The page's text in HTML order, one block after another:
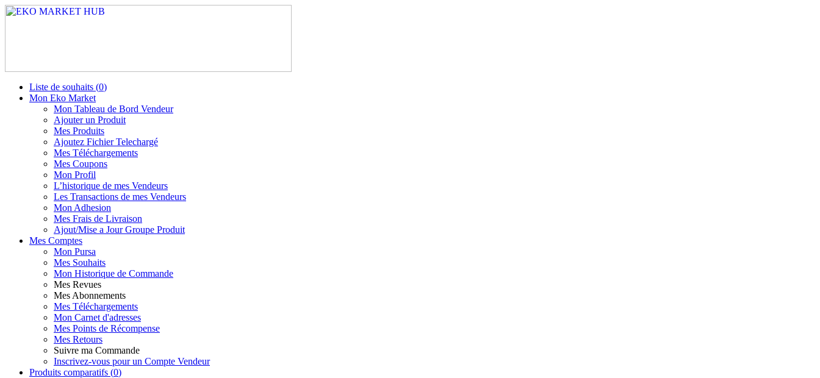
Liste de souhaits (0)
Mon Eko Market
Mon Tableau de Bord Vendeur
Ajouter un Produit
Mes Produits
Ajoutez Fichier Telechargé
Mes Téléchargements
Mes Coupons
Mon Profil
L’historique de mes Vendeurs
Les Transactions de mes Vendeurs
Mon Adhesion
Mes Frais de Livraison
Ajout/Mise a Jour Groupe Produit
Mes Comptes
Mon Pursa
Mes Souhaits
Mon Historique de Commande
Mes Revues
Mes Abonnements
Mes Téléchargements
Mon Carnet d'adresses
Mes Points de Récompense
Mes Retours
Suivre ma Commande
Inscrivez-vous pour un Compte Vendeur
Produits comparatifs (0)